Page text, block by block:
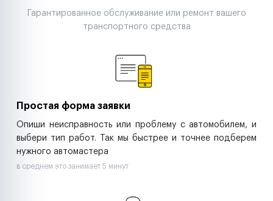
Строительные компании
Аренда спецтехники
Гарантированное обслуживание или ремонт вашего
транспортного средства
Простая форма заявки
Опиши неисправность или проблему с автомобилем, и
выбери тип работ. Так мы быстрее и точнее подберем
нужного автомастера
в среднем это занимает 5 минут